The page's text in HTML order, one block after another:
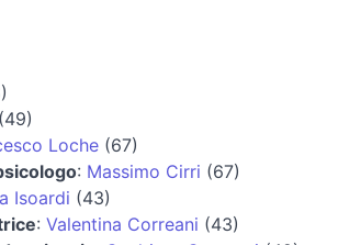
(49)
Loche(67)
: Massimo Cirri (67)
Isoardi (43)
: Valentina Correani (43)